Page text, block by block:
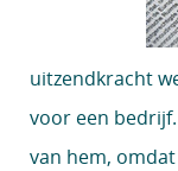
uitzendkracht
voor een
van hem,